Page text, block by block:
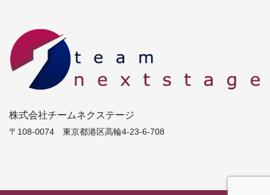
株式会社チームネクステージ
〒108-0074 東京都港区高輪4-23-6-708